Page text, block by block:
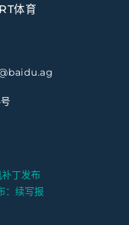
体育
丁发布
：续写报